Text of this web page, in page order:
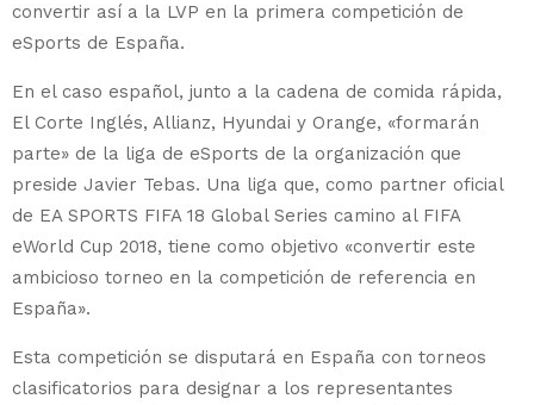
convertir así a la LVP en la primera competición de
eSports de España.
En el caso español, junto a la cadena de comida rápida,
El Corte Inglés, Allianz, Hyundai y Orange, «formarán
parte» de la liga de eSports de la organización que
preside Javier Tebas. Una liga que, como partner oficial
de EA SPORTS FIFA 18 Global Series camino al FIFA
eWorld Cup 2018, tiene como objetivo «convertir este
ambicioso torneo en la competición de referencia en
España».
Esta competición se disputará en España con torneos
clasificatorios para designar a los representantes